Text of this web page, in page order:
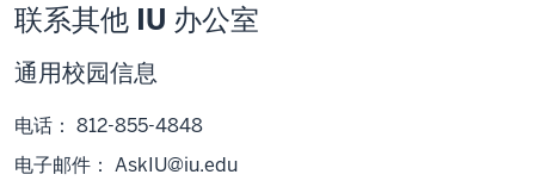
联系其他 IU 办公室
通用校园信息
电话： 812-855-4848
电子邮件： AskIU@iu.edu